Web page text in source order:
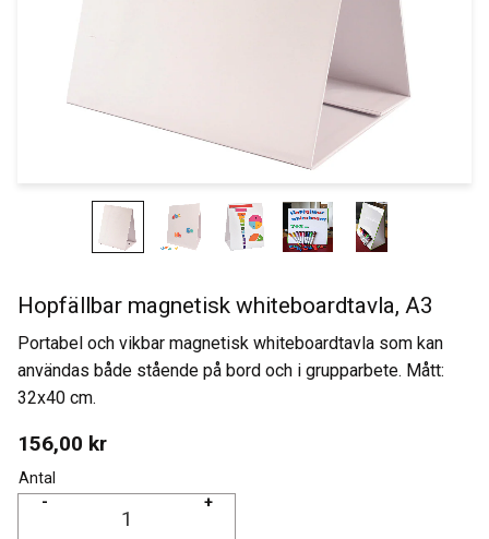
Hopfällbar magnetisk whiteboardtavla, A3
Portabel och vikbar magnetisk whiteboardtavla som kan
användas både stående på bord och i grupparbete. Mått:
32x40 cm.
156,00 kr
Antal
+
-